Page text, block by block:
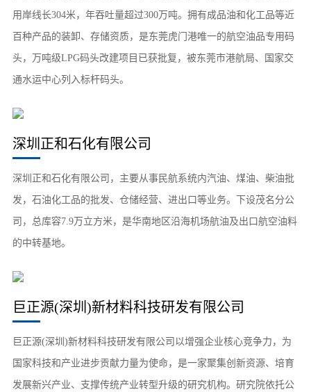
用岸线长304米，年吞吐量超过300万吨。拥有成品油和化工品等近
百种产品的装卸、存储资质，是东莞虎门港唯一的航空油品专用码
头，万吨级LPG码头改建项目已获批复，被东莞市港航局、国家交
通水运中心列入标杆码头。
深圳正和石化有限公司
深圳正和石化有限公司，主要从事民航系统内汽油、煤油、柴油批
发，石油化工品的批发、仓储经营、进出口等业务。下设茂名分公
司，总库容7.9万立方米，是华南地区沿海机场航油及出口航空油料
的中转基地。
巨正源(深圳)新材料科技研发有限公司
巨正源(深圳)新材料科技研发有限公司以增强企业核心竞争力，为
国家科技和产业进步贡献力量为使命，是一家聚集创新资源、培育
发展新兴产业、支撑传统产业转型升级的研究机构。研究院依托公